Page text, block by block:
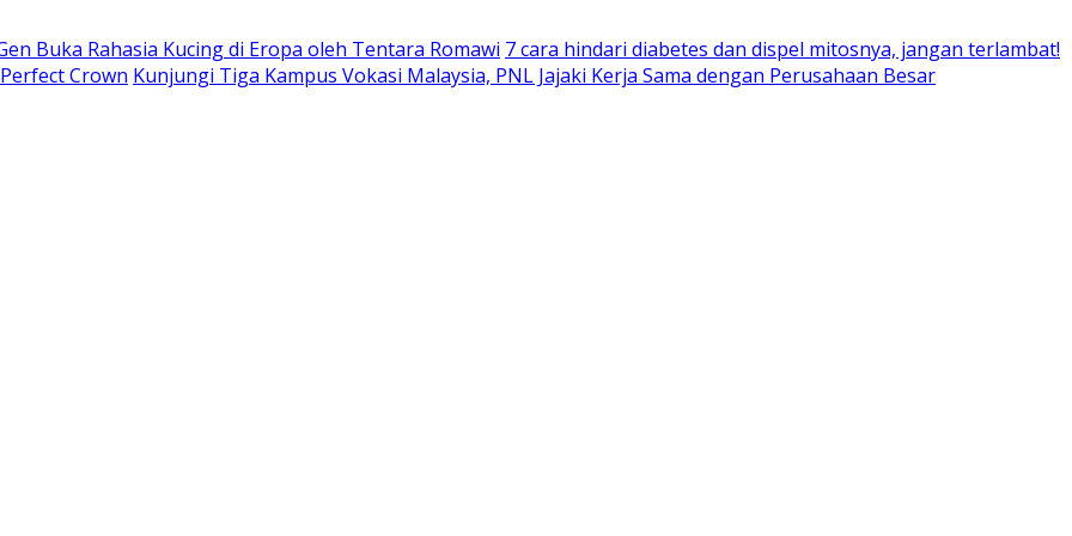
Buka Rahasia Kucing di Eropa oleh Tentara Romawi 7 cara hindari diabetes dan dispel mitosnya, jangan terlambat!
Crown Kunjungi Tiga Kampus Vokasi Malaysia, PNL Jajaki Kerja Sama dengan Perusahaan Besar